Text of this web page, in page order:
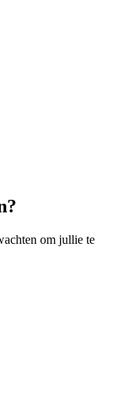
om jullie te